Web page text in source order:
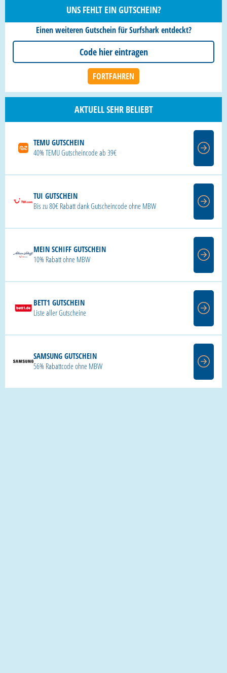
UNS FEHLT EIN GUTSCHEIN?
Einen weiteren Gutschein für Surfshark entdeckt?
AKTUELL SEHR BELIEBT
TEMU GUTSCHEIN
40% TEMU Gutscheincode ab 39€
TUI GUTSCHEIN
Bis zu 80€ Rabatt dank Gutscheincode ohne MBW
MEIN SCHIFF GUTSCHEIN
10% Rabatt ohne MBW
BETT1 GUTSCHEIN
Liste aller Gutscheine
SAMSUNG GUTSCHEIN
56% Rabattcode ohne MBW